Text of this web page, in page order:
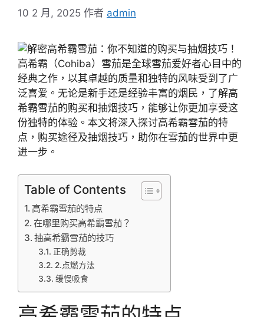
10 2 月, 2025 作者 admin
高希霸（Cohiba）雪茄是全球雪茄爱好者心目中的
经典之作，以其卓越的质量和独特的风味受到了广
泛喜爱。无论是新手还是经验丰富的烟民，了解高
希霸雪茄的购买和抽烟技巧，能够让你更加享受这
份独特的体验。本文将深入探讨高希霸雪茄的特
点，购买途径及抽烟技巧，助你在雪茄的世界中更
进一步。
Table of Contents
高希霸雪茄的特点
在哪里购买高希霸雪茄？
抽高希霸雪茄的技巧
正确剪裁
2.点燃方法
缓慢吸食